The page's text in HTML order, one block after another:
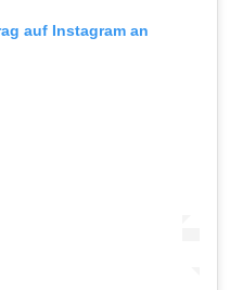
auf Instagram an